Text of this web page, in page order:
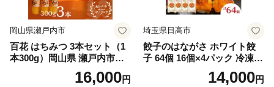
岡山県瀬戸内市
百花 はちみつ 3本セット（1
本300g）岡山県 瀬戸内市産
石黒農園 ヨーグルト パン 砂
糖の代わり 香り高い いい香
16,000円
埼玉県日高市
餃子のはながさ ホワイト餃
子 64個 16個×4パック 冷凍
中華 点心 B級グルメ ご当地
野菜 おつまみ おかず 簡単調
14,000円